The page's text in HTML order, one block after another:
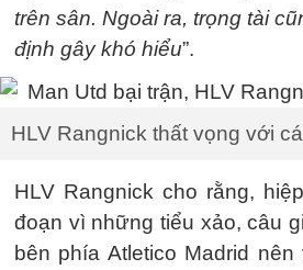
trên sân. Ngoài ra, trọng tài
định gây khó hiểu”.
HLV Rangnick thất vọng với
HLV Rangnick cho rằng,
đoạn vì những tiểu xảo, câu
bên phía Atletico Madrid